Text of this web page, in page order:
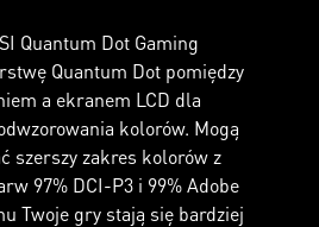
Quantum Dot Gaming
Quantum Dot pomiędzy
a ekranem LCD dla
kolorów. Mogą
szerszy zakres kolorów z
97% DCI-P3 i 99% Adobe
Twoje gry stają się bardziej